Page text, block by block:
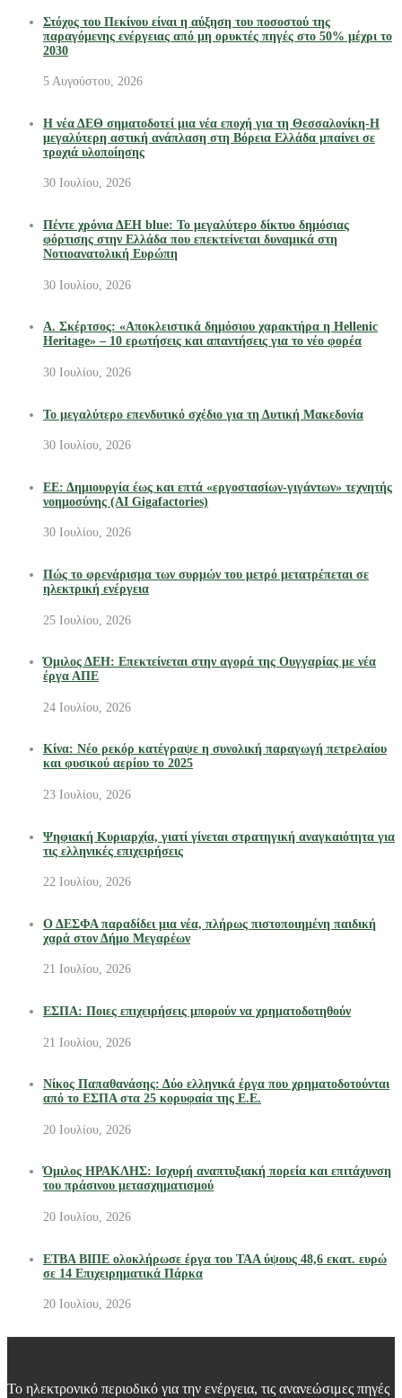
Στόχος του Πεκίνου είναι η αύξηση του ποσοστού της
παραγόμενης ενέργειας από μη ορυκτές πηγές στο 50% μέχρι το
2030
5 Αυγούστου, 2026
Η νέα ΔΕΘ σηματοδοτεί μια νέα εποχή για τη Θεσσαλονίκη-Η
μεγαλύτερη αστική ανάπλαση στη Βόρεια Ελλάδα μπαίνει σε
τροχιά υλοποίησης
30 Ιουλίου, 2026
Πέντε χρόνια ΔΕΗ blue: Το μεγαλύτερο δίκτυο δημόσιας
φόρτισης στην Ελλάδα που επεκτείνεται δυναμικά στη
Νοτιοανατολική Ευρώπη
30 Ιουλίου, 2026
Α. Σκέρτσος: «Αποκλειστικά δημόσιου χαρακτήρα η Hellenic
Heritage» – 10 ερωτήσεις και απαντήσεις για το νέο φορέα
30 Ιουλίου, 2026
Το μεγαλύτερο επενδυτικό σχέδιο για τη Δυτική Μακεδονία
30 Ιουλίου, 2026
ΕΕ: Δημιουργία έως και επτά «εργοστασίων-γιγάντων» τεχνητής
νοημοσύνης (AI Gigafactories)
30 Ιουλίου, 2026
Πώς το φρενάρισμα των συρμών του μετρό μετατρέπεται σε
ηλεκτρική ενέργεια
25 Ιουλίου, 2026
Όμιλος ΔΕΗ: Επεκτείνεται στην αγορά της Ουγγαρίας με νέα
έργα ΑΠΕ
24 Ιουλίου, 2026
Κίνα: Νέο ρεκόρ κατέγραψε η συνολική παραγωγή πετρελαίου
και φυσικού αερίου το 2025
23 Ιουλίου, 2026
Ψηφιακή Κυριαρχία, γιατί γίνεται στρατηγική αναγκαιότητα για
τις ελληνικές επιχειρήσεις
22 Ιουλίου, 2026
Ο ΔΕΣΦΑ παραδίδει μια νέα, πλήρως πιστοποιημένη παιδική
χαρά στον Δήμο Μεγαρέων
21 Ιουλίου, 2026
ΕΣΠΑ: Ποιες επιχειρήσεις μπορούν να χρηματοδοτηθούν
21 Ιουλίου, 2026
Νίκος Παπαθανάσης: Δύο ελληνικά έργα που χρηματοδοτούνται
από το ΕΣΠΑ στα 25 κορυφαία της Ε.Ε.
20 Ιουλίου, 2026
Όμιλος ΗΡΑΚΛΗΣ: Ισχυρή αναπτυξιακή πορεία και επιτάχυνση
του πράσινου μετασχηματισμού
20 Ιουλίου, 2026
ΕΤΒΑ ΒΙΠΕ ολοκλήρωσε έργα του ΤΑΑ ύψους 48,6 εκατ. ευρώ
σε 14 Επιχειρηματικά Πάρκα
20 Ιουλίου, 2026
Το ηλεκτρονικό περιοδικό για την ενέργεια, τις ανανεώσιμες πηγές